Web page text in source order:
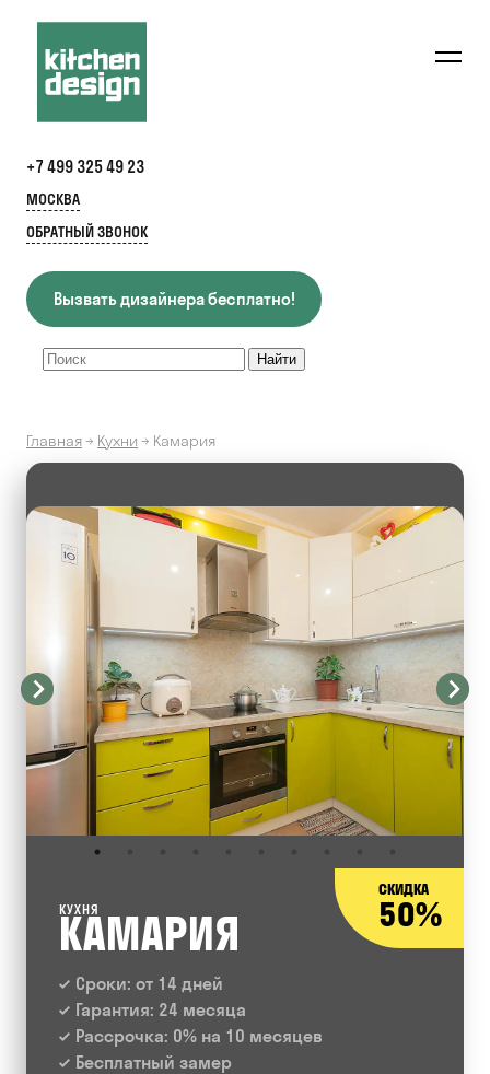
+7 499 325 49 23
МОСКВА
ОБРАТНЫЙ ЗВОНОК
Вызвать дизайнера бесплатно!
Главная→ Кухни → Камария
СКИДКА
50%
КУХНЯ
КАМАРИЯ
Сроки: от 14 дней
Гарантия: 24 месяца
Рассрочка: 0% на 10 месяцев
Бесплатный замер